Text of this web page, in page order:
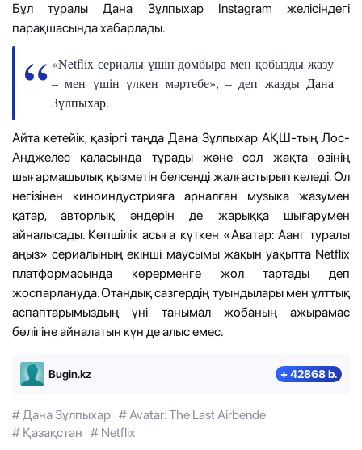
Бұл туралы Дана Зұлпыхар Instagram желісіндегі
парақшасында хабарлады.
«Netflix сериалы үшін домбыра мен қобызды жазу
– мен үшін үлкен мәртебе», – деп жазды Дана
Зұлпыхар.
Айта кетейік, қазіргі таңда Дана Зұлпыхар АҚШ-тың Лос-
Анджелес қаласында тұрады және сол жақта өзінің
шығармашылық қызметін белсенді жалғастырып келеді. Ол
негізінен киноиндустрияға арналған музыка жазумен
қатар, авторлық әндерін де жарыққа шығарумен
айналысады. Көпшілік асыға күткен «Аватар: Аанг туралы
аңыз» сериалының екінші маусымы жақын уақытта Netflix
платформасында көрерменге жол тартады деп
жоспарлануда. Отандық сазгердің туындылары мен ұлттық
аспаптарымыздың үні танымал жобаның ажырамас
бөлігіне айналатын күн де алыс емес.
Bugin.kz + 42868 b.
# Дана Зұлпыхар # Avatar: The Last Airbende
# Қазақстан # Netflix